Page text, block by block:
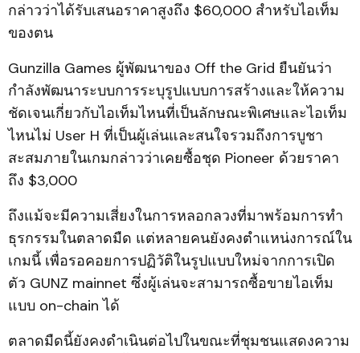
กล่าวว่าได้รับเสนอราคาสูงถึง $60,000 สำหรับไอเท็ม
ของตน
Gunzilla Games ผู้พัฒนาของ Off the Grid ยืนยันว่า
กำลังพัฒนาระบบการระบุรูปแบบการสร้างและให้ความ
ชัดเจนเกี่ยวกับไอเท็มไหนที่เป็นลักษณะพิเศษและไอเท็ม
ไหนไม่ User H ที่เป็นผู้เล่นและสนใจรวมถึงการบูชา
สะสมภายในเกมกล่าวว่าเคยซื้อชุด Pioneer ด้วยราคา
ถึง $3,000
ถึงแม้จะมีความเสี่ยงในการหลอกลวงที่มาพร้อมการทำ
ธุรกรรมในตลาดมืด แต่หลายคนยังคงตำแหน่งการณ์ใน
เกมนี้ เพื่อรอคอยการปฏิวัติในรูปแบบใหม่จากการเปิด
ตัว GUNZ mainnet ซึ่งผู้เล่นจะสามารถซื้อขายไอเท็ม
แบบ on-chain ได้
ตลาดมืดนี้ยังคงดำเนินต่อไปในขณะที่ชุมชนแสดงความ